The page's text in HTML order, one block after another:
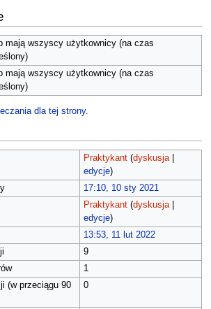
mają wszyscy użytkownicy (na czas
mają wszyscy użytkownicy (na czas
dla tej strony.
Praktykant (dyskusja|
edycje)
17:10, 10 sty 2021
Praktykant (dyskusja|
edycje)
13:53, 11 lut 2022
9
1
(w przeciągu 90
0